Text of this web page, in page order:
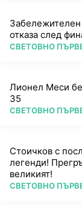
Забележителен
отказа след
ПОВЕЧЕ ОТ
СВЕТОВНО
Лионел Меси
35
ПОВЕЧЕ ОТ
СВЕТОВНО
Стоичков с
легенди!
великият!
ПОВЕЧЕ ОТ
СВЕТОВНО